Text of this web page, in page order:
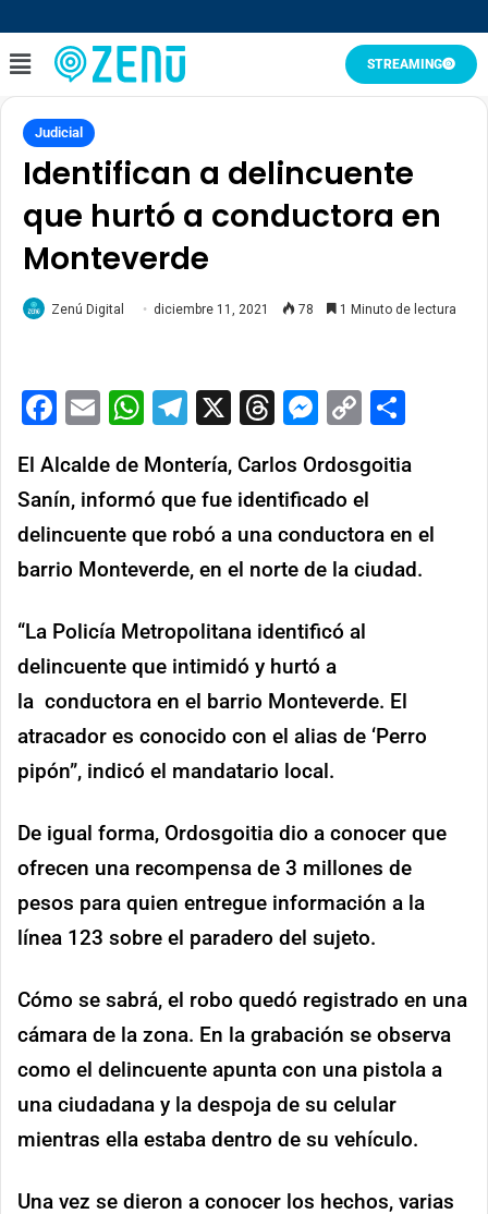
STREAMING
Judicial
Identifican a delincuente
que hurtó a conductora en
Monteverde
Zenú Digital diciembre 11, 2021 78 1 Minuto de lectura
Facebook
EmailWhatsApp
Telegram
X ThreadsCopy
El Alcalde de Montería, Carlos Ordosgoitia
Sanín, informó que fue identificado el
delincuente que robó a una conductora en el
barrio Monteverde, en el norte de la ciudad.
“La Policía Metropolitana identificó al
delincuente que intimidó y hurtó a
la conductora en el barrio Monteverde. El
atracador es conocido con el alias de ‘Perro
pipón”, indicó el mandatario local.
De igual forma, Ordosgoitia dio a conocer que
ofrecen una recompensa de 3 millones de
pesos para quien entregue información a la
línea 123 sobre el paradero del sujeto.
Cómo se sabrá, el robo quedó registrado en una
cámara de la zona. En la grabación se observa
como el delincuente apunta con una pistola a
una ciudadana y la despoja de su celular
mientras ella estaba dentro de su vehículo.
Una vez se dieron a conocer los hechos, varias